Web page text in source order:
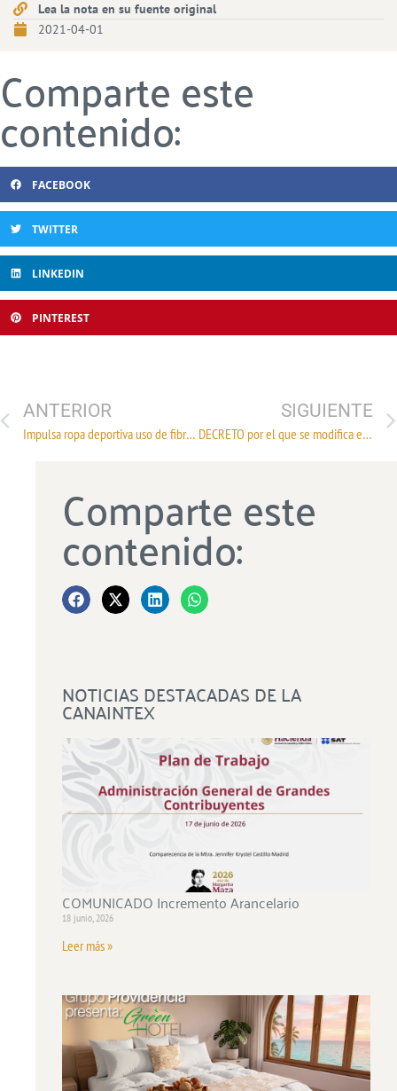
Lea la nota en su fuente original
2021-04-01
Comparte este
contenido:
FACEBOOK
TWITTER
LINKEDIN
PINTEREST
ANTERIOR
Impulsa ropa deportiva uso de fibras sintéticas
SIGUIENTE
DECRETO por el que se modifica el Decreto para el Fomento de la Industria Manufacturera, Maquiladora y de Servicios de Exportación y el Decreto por el que se establecen diversos Programas de Promoción Sectorial
Comparte este
contenido:
NOTICIAS DESTACADAS DE LA
CANAINTEX
COMUNICADO Incremento Arancelario
18 junio, 2026
Leer más »